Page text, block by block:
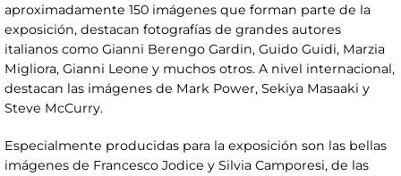
aproximadamente 150 imágenes que forman parte de la
exposición, destacan fotografías de grandes autores
italianos como Gianni Berengo Gardin, Guido Guidi, Marzia
Migliora, Gianni Leone y muchos otros. A nivel internacional,
destacan las imágenes de Mark Power, Sekiya Masaaki y
Steve McCurry.
Especialmente producidas para la exposición son las bellas
imágenes de Francesco Jodice y Silvia Camporesi, de las